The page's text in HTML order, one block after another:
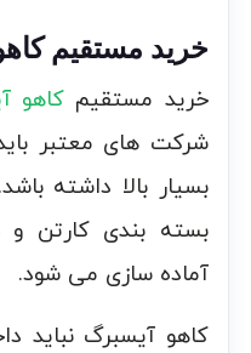
خرید مستقیم
خرید مستقیم کاهو
شرکت های معتبر
بسيار بالا داشته
بسته بندی کارتن
آماده سازی می شود.
کاهو آیسبرگ نباید